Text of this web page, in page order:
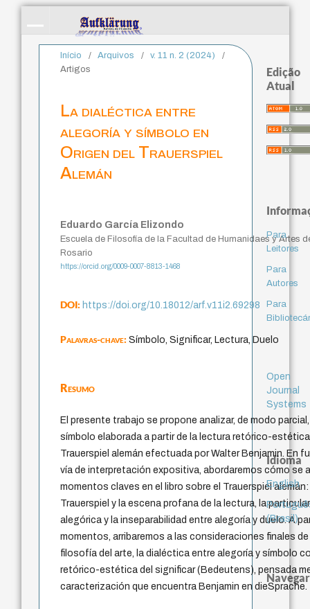
Início / Arquivos / v. 11 n. 2 (2024)
/
Artigos
La dialéctica entre
alegoría y símbolo en
Origen del Trauerspiel
Alemán
Eduardo García Elizondo
Escuela de Filosofía de la Facultad de Humanidaes y Artes
Rosario
https://orcid.org/0009-0007-8813-1468
DOI:https://doi.org/10.18012/arf.v11i2.69298
Palavras-chave:Símbolo, Significar, Lectura, Duelo
Resumo
El presente trabajo se propone analizar, de modo
símbolo elaborada a partir de la lectura retórico-
Trauerspiel alemán efectuada por Walter Benjamin. En
vía de interpretación expositiva, abordaremos cómo se
momentos claves en el libro sobre el Trauerspiel
Trauerspiel y la escena profana de la lectura, la
alegórica y la inseparabilidad entre alegoría y duelo. A
momentos, arribaremos a las consideraciones finales
filosofía del arte, la dialéctica entre alegoría y símbolo
retórico-estética del significar (Bedeutens), pensada
caracterización que encuentra Benjamin en dieSprache.
Edição
Atual
Para
Leitores
Para
Autores
Para
Open
Journal
Systems
Idioma
English
(Brasil)
Navegar